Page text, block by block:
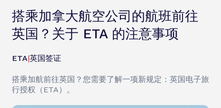
搭乘加拿大航空公司的航班前往
英国？关于 ETA 的注意事项
ETA|英国签证
搭乘加航前往英国？您需要了解一项新规定：英国电子旅
行授权（ETA）。